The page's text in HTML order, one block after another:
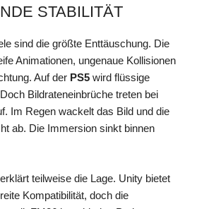
STABILITÄT
sind die größte Enttäuschung. Die
Animationen, ungenaue Kollisionen
Auf der PS5 wird flüssige
Bildrateneinbrüche treten bei
Im Regen wackelt das Bild und die
ab. Die Immersion sinkt binnen
teilweise die Lage. Unity bietet
Kompatibilität, doch die